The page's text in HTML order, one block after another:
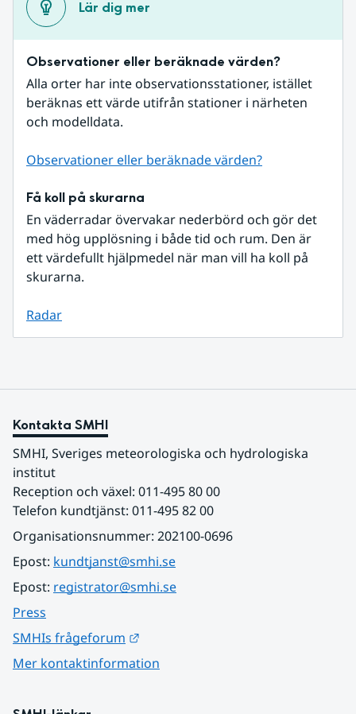
Lär dig mer
Observationer eller beräknade värden?
Alla orter har inte observationsstationer, istället
beräknas ett värde utifrån stationer i närheten
och modelldata.
Observationer eller beräknade värden?
Få koll på skurarna
En väderradar övervakar nederbörd och gör det
med hög upplösning i både tid och rum. Den är
ett värdefullt hjälpmedel när man vill ha koll på
skurarna.
Radar
Kontakta SMHI
SMHI, Sveriges meteorologiska och hydrologiska
institut
Reception och växel: 011-495 80 00
Telefon kundtjänst: 011-495 82 00
Organisationsnummer: 202100-0696
Epost: kundtjanst@smhi.se
Epost: registrator@smhi.se
Press
SMHIs frågeforum
Mer kontaktinformation